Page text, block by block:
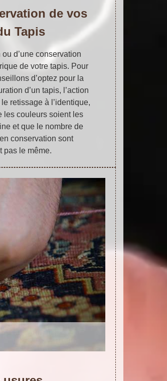
de vos
Tapis
d’une conservation
de votre tapis. Pour
d’optez pour la
d’un tapis, l’action
retissage à l’identique,
les couleurs soient les
et que le nombre de
conservation sont
pas le même.